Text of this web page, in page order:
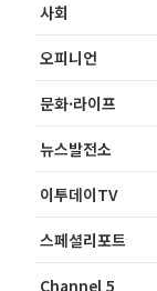
사회
오피니언
문화·라이프
뉴스발전소
이투데이TV
스페셜리포트
Channel 5